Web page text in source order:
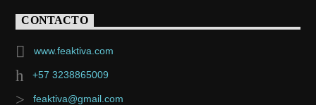
CONTACTO
www.feaktiva.com
+57 3238865009
feaktiva@gmail.com